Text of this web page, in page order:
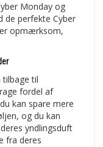
Monday og
de perfekte Cyber
opmærksom,
til
fordel af
kan spare mere
og du kan
yndlingsduft
fra deres